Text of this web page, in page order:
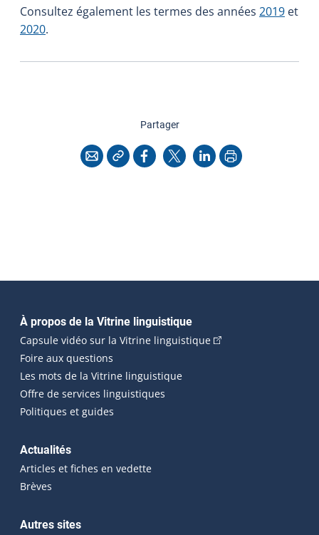
Consultez également les termes des années 2019 et
2020.
Partagercette page
CourrielCopier l'adresse
Facebook
X LinkedInImprimer
Navigation principale
À propos de la Vitrine linguistique
Capsule vidéo sur la Vitrine linguistique(Cet hyperlien
Foire aux questions
Les mots de la Vitrine linguistique
Offre de services linguistiques
Politiques et guides
Actualités
Articles et fiches en vedette
Brèves
Autres sites